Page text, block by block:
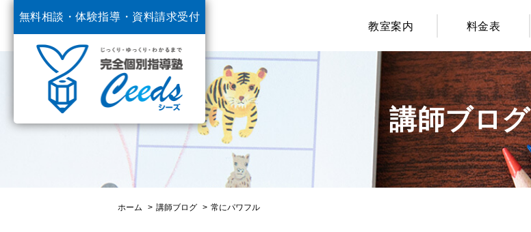
無料相談・体験指導・ 資料請求受付
中
教室案内 料金表
講師ブログ
ホーム 講師ブログ 常にパワフル